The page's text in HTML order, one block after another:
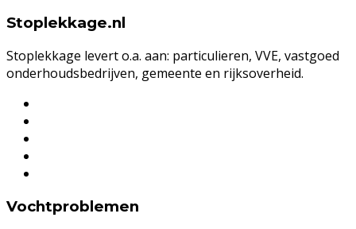
Stoplekkage.nl
Stoplekkage levert o.a. aan: particulieren, VVE, vastgoed
onderhoudsbedrijven, gemeente en rijksoverheid.
Vochtproblemen